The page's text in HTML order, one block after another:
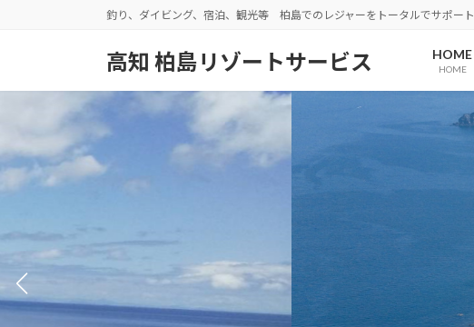
キ
ッ
に
移
釣り、ダイビング、宿泊、観光等 柏島でのレジャーをトータルでサポート
高知 柏島リゾートサービス HOME
HOME